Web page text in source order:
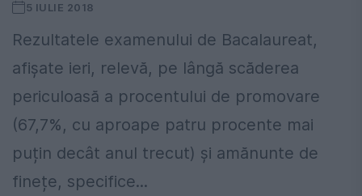
5 IULIE 2018
Rezultatele examenului de Bacalaureat,
afișate ieri, relevă, pe lângă scăderea
periculoasă a procentului de promovare
(67,7%, cu aproape patru procente mai
puțin decât anul trecut) și amănunte de
finețe, specifice...